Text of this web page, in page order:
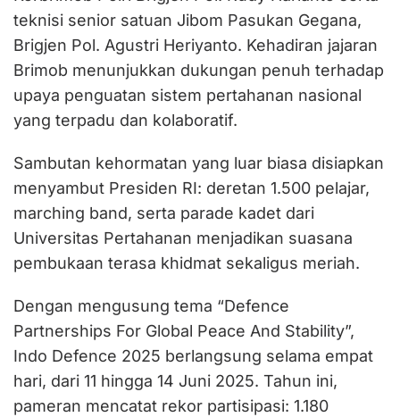
teknisi senior satuan Jibom Pasukan Gegana,
Brigjen Pol. Agustri Heriyanto. Kehadiran jajaran
Brimob menunjukkan dukungan penuh terhadap
upaya penguatan sistem pertahanan nasional
yang terpadu dan kolaboratif.
Sambutan kehormatan yang luar biasa disiapkan
menyambut Presiden RI: deretan 1.500 pelajar,
marching band, serta parade kadet dari
Universitas Pertahanan menjadikan suasana
pembukaan terasa khidmat sekaligus meriah.
Dengan mengusung tema “Defence
Partnerships For Global Peace And Stability”,
Indo Defence 2025 berlangsung selama empat
hari, dari 11 hingga 14 Juni 2025. Tahun ini,
pameran mencatat rekor partisipasi: 1.180